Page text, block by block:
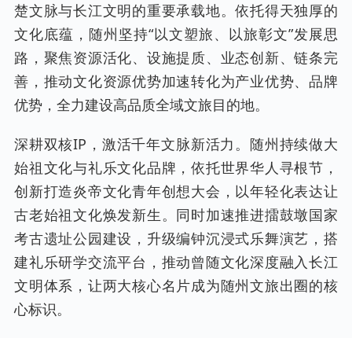
楚文脉与长江文明的重要承载地。依托得天独厚的
文化底蕴，随州坚持“以文塑旅、以旅彰文”发展思
路，聚焦资源活化、设施提质、业态创新、链条完
善，推动文化资源优势加速转化为产业优势、品牌
优势，全力建设高品质全域文旅目的地。
深耕双核IP，激活千年文脉新活力。随州持续做大
始祖文化与礼乐文化品牌，依托世界华人寻根节，
创新打造炎帝文化青年创想大会，以年轻化表达让
古老始祖文化焕发新生。同时加速推进擂鼓墩国家
考古遗址公园建设，升级编钟沉浸式乐舞演艺，搭
建礼乐研学交流平台，推动曾随文化深度融入长江
文明体系，让两大核心名片成为随州文旅出圈的核
心标识。